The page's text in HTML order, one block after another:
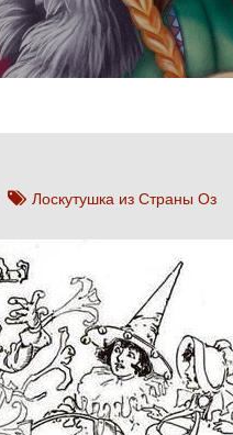
Лоскутушка из Страны Оз